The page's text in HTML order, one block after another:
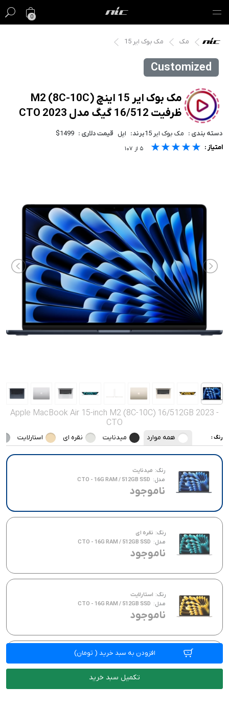
0
گیفت کارت
فروش ویژه
مک
آیفون
لوازم جانبی
صدا و تصویر
قیمت روز
محصولات کارکرده
تماس با ما
خواندنی ها
مک مک بوک ایر 15
Customized
Apple MacBook Air 15-inch M2 (8C-10C) 16/512GB 2023 -
CTO
رنگ : همه موارد میدنایت نقره ای استارلایت
رنگ: میدنایت
مدل: CTO - 16G RAM / 512GB SSD
ناموجود
رنگ: نقره ای
مدل: CTO - 16G RAM / 512GB SSD
ناموجود
رنگ: استارلایت
مدل: CTO - 16G RAM / 512GB SSD
ناموجود
رنگ:اسپیس گری
مدل: CTO - 16G RAM / 512GB SSD
ناموجود
افزودن به سبد خرید ( تومان)
تکمیل سبد خرید
مک بوک ایر 15 اینچ M2 (8C-10C)
ظرفیت 16/512 گیگ مدل 2023 CTO
دسته بندی : مک بوک ایر 15 برند: اپل قیمت دلاری : $1499
امتیاز : ★★★★★
★★★★★
★★★★★ ۵ از ۱۰۷